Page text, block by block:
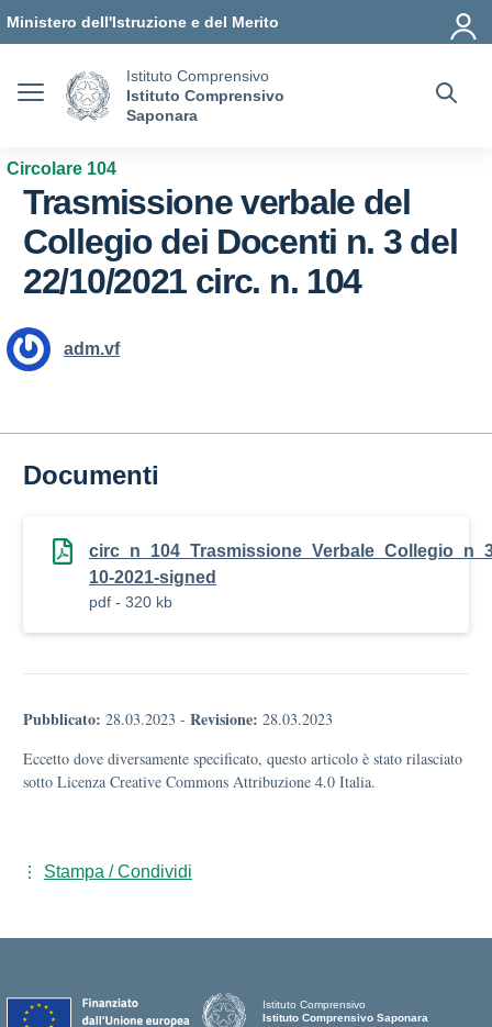
Ministero dell'Istruzione e del Merito
Istituto Comprensivo
Istituto Comprensivo
Saponara
Circolare 104
Trasmissione verbale del
Collegio dei Docenti n. 3 del
22/10/2021 circ. n. 104
adm.vf
Documenti
10-2021-signed
pdf - 320 kb
Pubblicato: 28.03.2023 - Revisione: 28.03.2023
Eccetto dove diversamente specificato, questo articolo è stato rilasciato
sotto Licenza Creative Commons Attribuzione 4.0 Italia.
Stampa / Condividi
Istituto Comprensivo
Istituto Comprensivo Saponara